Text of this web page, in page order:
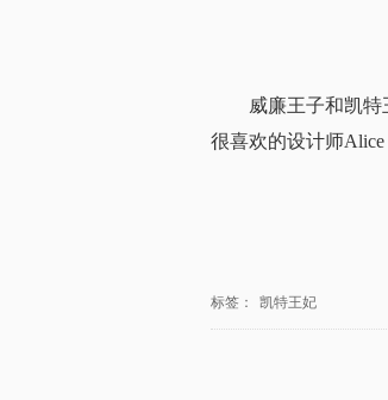
威廉王子和凯
很喜欢的设计师Alice
标签： 凯特王妃